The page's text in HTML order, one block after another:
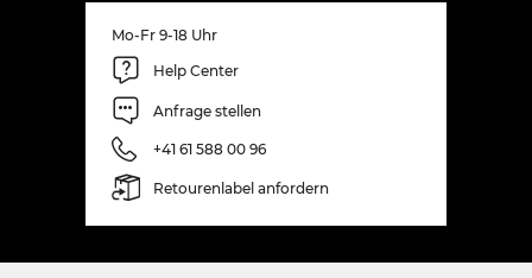
Mo-Fr 9-18 Uhr
Help Center
Anfrage stellen
+41 61 588 00 96
Retourenlabel anfordern